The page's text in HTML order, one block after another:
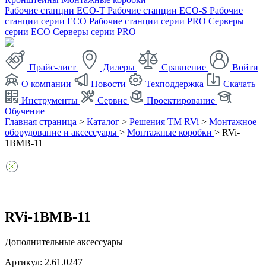
Рабочие станции ECO-T Рабочие станции ECO-S Рабочие
станции серии ECO Рабочие станции серии PRO Серверы
серии ECO Серверы серии PRO
Прайс-лист Дилеры Сравнение
Войти
О компании
Новости Техподдержка
Скачать
Инструменты
Сервис
Проектирование
Обучение
Главная страница > Каталог > Решения ТМ RVi > Монтажное
оборудование и аксессуары > Монтажные коробки > RVi-
1BMB-11
RVi-1BMB-11
Дополнительные аксессуары
Артикул: 2.61.0247